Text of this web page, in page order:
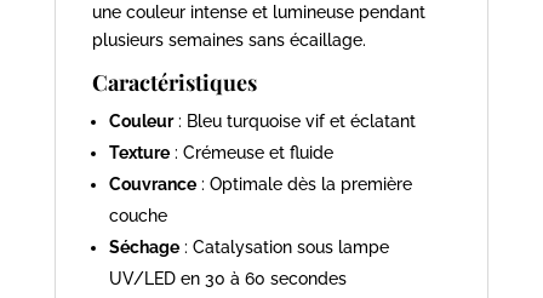
une couleur intense et lumineuse pendant
plusieurs semaines sans écaillage.
Caractéristiques
Couleur: Bleu turquoise vif et éclatant
Texture: Crémeuse et fluide
Couvrance: Optimale dès la première
couche
Séchage: Catalysation sous lampe
UV/LED en 30 à 60 secondes